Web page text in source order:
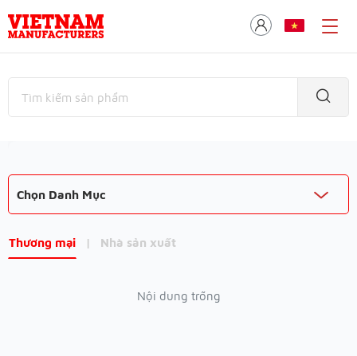
Chọn Danh Mục
Thương mại | Nhà sản xuất
Nội dung trống